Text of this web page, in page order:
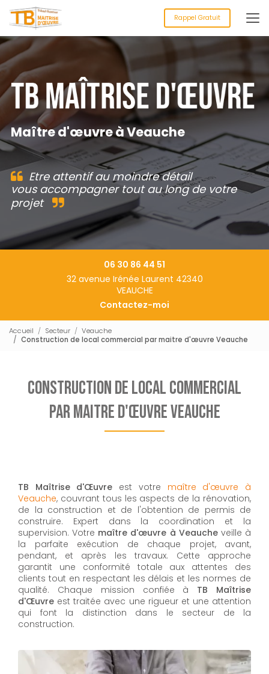
au
contenu
principal
Rappel Gratuit
Maître d'œuvre à Veauche
Etre attentif au moindre détail
vous accompagner tout au long de votre
projet
06 30 86 44 51
32 avenue Irénée Laurent 42340
VEAUCHE
Contactez-moi
Accueil Secteur
Veauche
Construction de local commercial par maitre d'œuvre Veauche
Construction de local commercial
par maitre d'œuvre Veauche
TB Maîtrise d'Œuvre est votre maître d'œuvre à
Veauche, couvrant tous les aspects de la rénovation,
de la construction et de l'obtention de permis de
construire. Expert dans la coordination et la
supervision. Votre maître d'œuvre à Veaucheveille à
la parfaite exécution de chaque projet, avant,
pendant, et après les travaux. Cette approche
garantit une conformité totale aux attentes des
clients tout en respectant les délais et les normes de
qualité. Chaque mission confiée à TB Maîtrise
d'Œuvre est traitée avec une rigueur et une attention
qui font la distinction dans le secteur de la
construction.